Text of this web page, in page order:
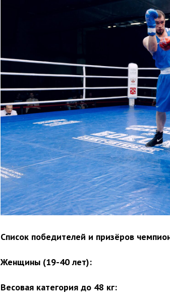
Список победителей и призёров
Женщины (19-40 лет):
Весовая категория до 48 кг: